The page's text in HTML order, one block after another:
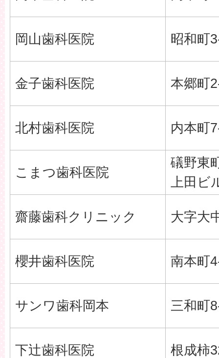
岡山歯科医院 昭和町
金子歯科医院 本郷町
北村歯科医院 内本町
こまつ歯科医院
礒野東
上田ビ
齋藤歯科クリニック 大字大
櫻井歯科医院 南本町
サンワ歯科岡本 三和町
下辻歯科医院 根成柿